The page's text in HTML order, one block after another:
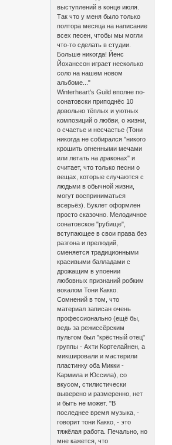
выступлений в конце июля.
Так что у меня было только
полтора месяца на написание
всех песен, чтобы мы могли
что-то сделать в студии.
Больше никогда! Йенс
Йоханссон играет несколько
соло на нашем новом
альбоме..."
Winterheart's Guild вполне по-
сонатовски приподнёс 10
довольно тёплых и уютных
композиций о любви, о жизни,
о счастье и несчастье (Тони
никогда не собирался "никого
крошить огненными мечами
или летать на драконах" и
считает, что только песни о
вещах, которые случаются с
людьми в обычной жизни,
могут восприниматься
всерьёз). Буклет оформлен
просто сказочно. Мелодичное
сонатовское "рубище",
вступающее в свои права без
разгона и прелюдий,
сменяется традиционными
красивыми балладами с
дрожащим в упоении
любовных признаний робким
вокалом Тони Какко.
Сомнений в том, что
материал записан очень
профессионально (ещё бы,
ведь за режиссёрским
пультом был "крёстный отец"
группы - Ахти Кортелайнен, а
микшировали и мастерили
пластинку оба Микки -
Кармила и Юссила), со
вкусом, стилистически
выверено и размеренно, нет
и быть не может. "В
последнее время музыка, -
говорит тони Какко, - это
тяжёлая работа. Печально, но
мне кажется, что